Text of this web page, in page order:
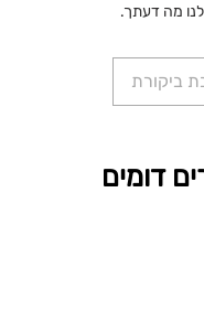
מה דעתך.
ביקורת
דומים